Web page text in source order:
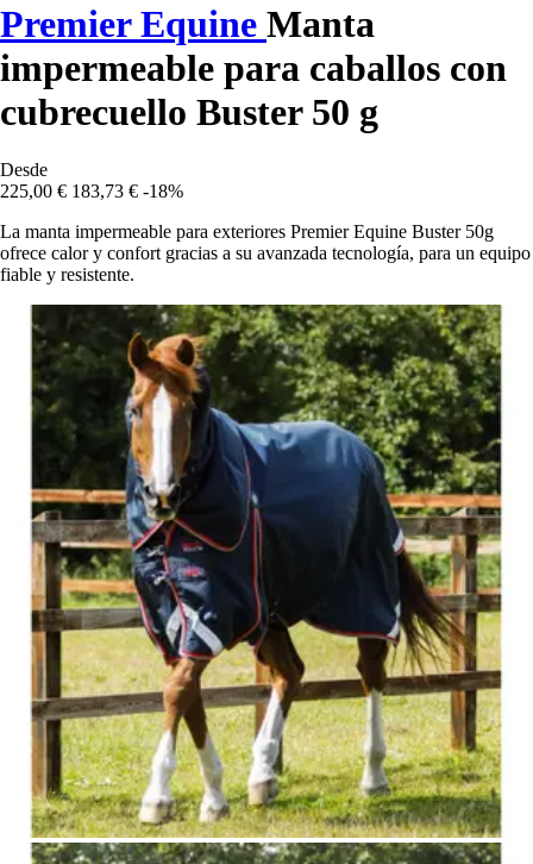
Premier Equine Manta
impermeable para caballos con
cubrecuello Buster 50 g
Desde
225,00 € 183,73 € -18%
La manta impermeable para exteriores Premier Equine Buster 50g
ofrece calor y confort gracias a su avanzada tecnología, para un equipo
fiable y resistente.